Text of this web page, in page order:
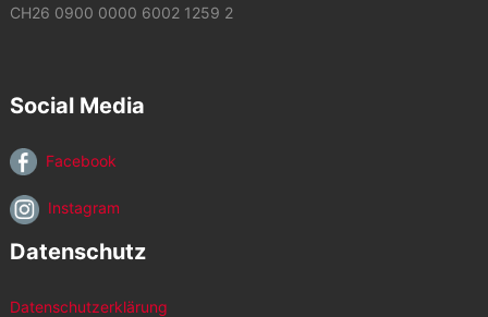
CH26 0900 0000 6002 1259 2
Social Media
Facebook
Instagram
Datenschutz
Datenschutzerklärung